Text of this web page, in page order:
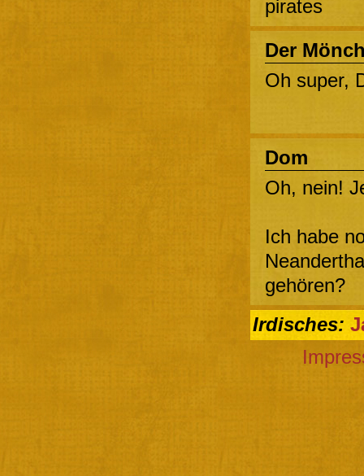
pirates
Der
Oh super,
Dom
Oh, nein!
Ich habe
gehören?
Irdisches: